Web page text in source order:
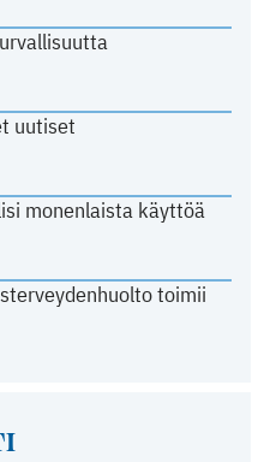
uutiset
monenlaista käyttöä
toimii